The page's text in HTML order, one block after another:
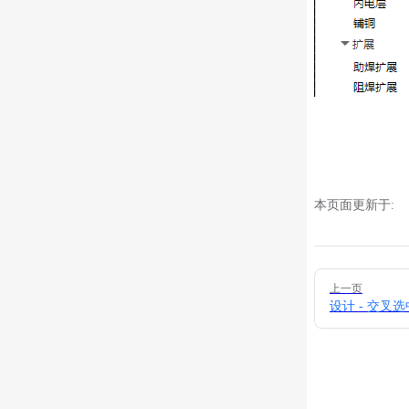
本页面更新于:
Pager
上一页
设计 - 交叉选